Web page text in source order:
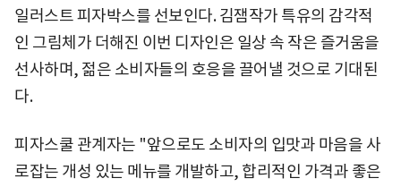
일러스트 피자박스를 선보인다. 김잼작가 특유의 감각적
인 그림체가 더해진 이번 디자인은 일상 속 작은 즐거움을
선사하며, 젊은 소비자들의 호응을 끌어낼 것으로 기대된
다.
피자스쿨 관계자는 "앞으로도 소비자의 입맛과 마음을 사
로잡는 개성 있는 메뉴를 개발하고, 합리적인 가격과 좋은